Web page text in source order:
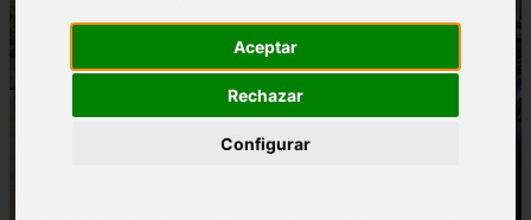
Aceptar
Rechazar
Configurar